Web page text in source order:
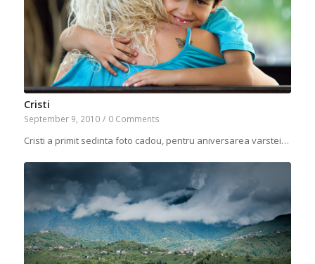
Cristi
September 9, 2010 / 0 Comments
Cristi a primit sedinta foto cadou, pentru aniversarea varstei…